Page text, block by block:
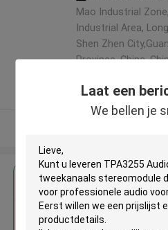
Laat een
We bellen je
Mao Industrial
Industrial Area,
Shen Zhen
Province. China
Geverifieerde
Krijg de